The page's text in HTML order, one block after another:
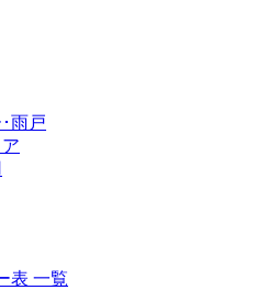
雨戸
表 一覧